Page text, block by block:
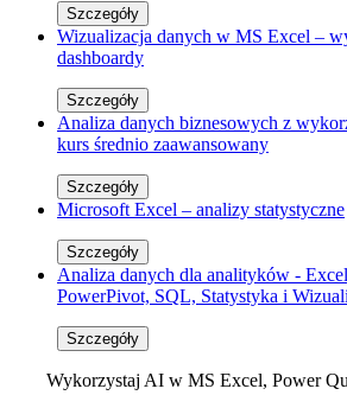
Szczegóły
Wizualizacja danych w MS Excel –
dashboardy
Szczegóły
Analiza danych biznesowych z
kurs średnio zaawansowany
Szczegóły
Microsoft Excel – analizy statystyczne
Szczegóły
Analiza danych dla analityków -
PowerPivot, SQL, Statystyka i
Szczegóły
Wykorzystaj AI w MS Excel, Power